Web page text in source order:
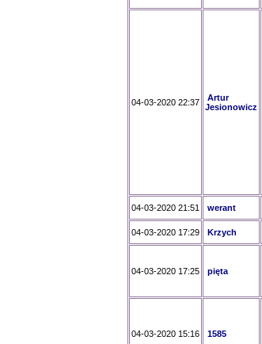
04-03-2020 22:37
Artur
Jesionowicz
04-03-2020 21:51 werant
04-03-2020 17:29 Krzych
04-03-2020 17:25 pięta
04-03-2020 15:16 1585